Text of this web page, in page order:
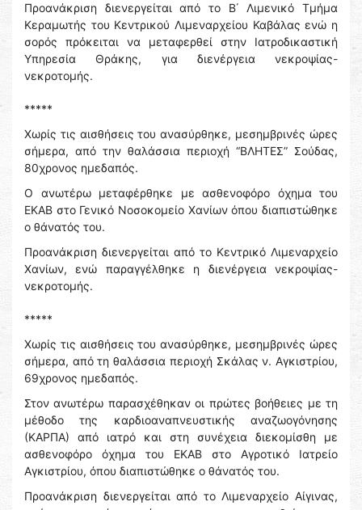
Προανάκριση διενεργείται από το Β΄ Λιμενικό Τμήμα
Κεραμωτής του Κεντρικού Λιμεναρχείου Καβάλας ενώ η
σορός πρόκειται να μεταφερθεί στην Ιατροδικαστική
Υπηρεσία Θράκης, για διενέργεια νεκροψίας-
νεκροτομής.
*****
Χωρίς τις αισθήσεις του ανασύρθηκε, μεσημβρινές ώρες
σήμερα, από την θαλάσσια περιοχή “BΛΗΤΕΣ” Σούδας,
80χρονος ημεδαπός.
Ο ανωτέρω μεταφέρθηκε με ασθενοφόρο όχημα του
ΕΚΑΒ στο Γενικό Νοσοκομείο Χανίων όπου διαπιστώθηκε
ο θάνατός του.
Προανάκριση διενεργείται από το Κεντρικό Λιμεναρχείο
Χανίων, ενώ παραγγέλθηκε η διενέργεια νεκροψίας-
νεκροτομής.
*****
Χωρίς τις αισθήσεις του ανασύρθηκε, μεσημβρινές ώρες
σήμερα, από τη θαλάσσια περιοχή Σκάλας ν. Αγκιστρίου,
69χρονος ημεδαπός.
Στον ανωτέρω παρασχέθηκαν οι πρώτες βοήθειες με τη
μέθοδο της καρδιοαναπνευστικής αναζωογόνησης
(ΚΑΡΠΑ) από ιατρό και στη συνέχεια διεκομίσθη με
ασθενοφόρο όχημα του ΕΚΑΒ στο Αγροτικό Ιατρείο
Αγκιστρίου, όπου διαπιστώθηκε ο θάνατός του.
Προανάκριση διενεργείται από το Λιμεναρχείο Αίγινας,